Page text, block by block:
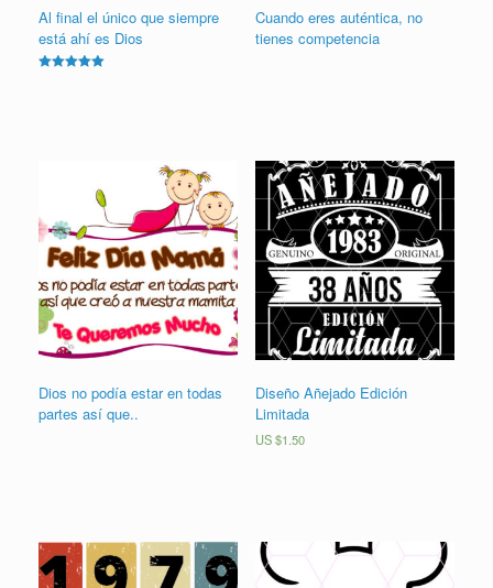
Al final el único que siempre
está ahí es Dios
Cuando eres auténtica, no
tienes competencia
Dios no podía estar en todas
partes así que..
Diseño Añejado Edición
Limitada
US $1.50